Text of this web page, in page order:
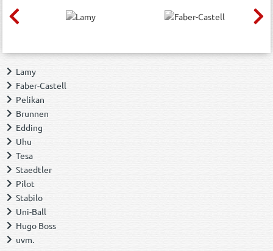
Lamy
Faber-Castell
Pelikan
Brunnen
Edding
Uhu
Tesa
Staedtler
Pilot
Stabilo
Uni-Ball
Hugo Boss
uvm.